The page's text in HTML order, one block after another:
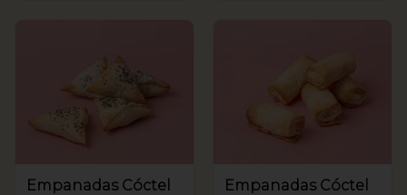
Empanadas Cóctel
Empanadas Cóctel